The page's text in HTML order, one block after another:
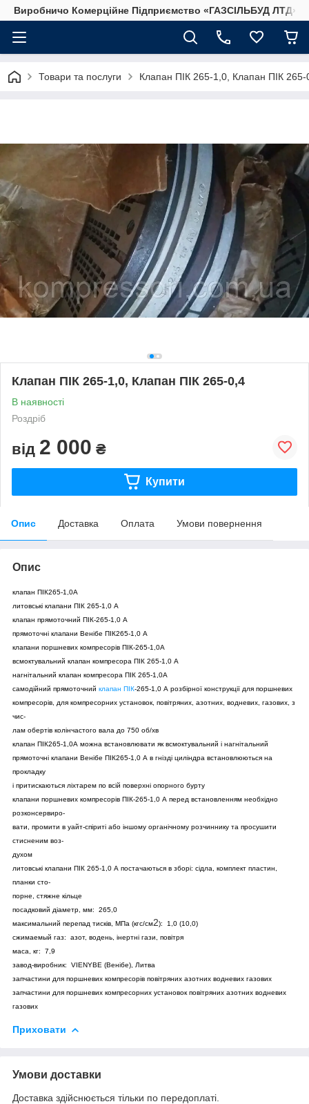
Виробничо Комерційне Підприємство «ГАЗСIЛЬБУД ЛТД»
Товари та послуги Клапан ПІК 265-1,0, Клапан ПІК 265-
Клапан ПІК 265-1,0, Клапан ПІК 265-0,4
В наявності
Роздріб
від 2 000 ₴
Купити
Опис Доставка Оплата Умови повернення
Опис
клапан ПІК265-1,0А
литовські клапани ПІК 265-1,0 А
клапан прямоточний ПІК-265-1,0 А
прямоточні клапани Венібе ПІК265-1,0 А
клапани поршневих компресорів ПІК-265-1,0А
всмоктувальний клапан компресора ПІК 265-1,0 А
нагнітальний клапан компресора ПІК 265-1,0А
самодійний прямоточний клапан ПІК-265-1,0 А розбірної конструкції для поршневих
компресорів, для компресорних установок, повітряних, азотних, водневих, газових, з
чис-
лам обертів колінчастого вала до 750 об/хв
клапан ПІК265-1,0А можна встановлювати як всмоктувальний і нагнітальний
прямоточні клапани Венібе ПІК265-1,0 А в гнізді циліндра встановлюються на
прокладку
і притискаються ліхтарем по всій поверхні опорного бурту
клапани поршневих компресорів ПІК-265-1,0 А перед встановленням необхідно
розконсервиро-
вати, промити в уайт-спіриті або іншому органічному розчиннику та просушити
стисненим воз-
духом
литовські клапани ПІК 265-1,0 А постачаються в зборі: сідла, комплект пластин,
планки сто-
порне, стяжне кільце
посадковий діаметр, мм: 265,0
максимальний перепад тисків, МПа (кгс/см2): 1,0 (10,0)
сжимаемый газ: азот, водень, інертні гази, повітря
маса, кг: 7,9
завод-виробник: VIENYBE (Венібе), Литва
запчастини для поршневих компресорів повітряних азотних водневих газових
запчастини для поршневих компресорних установок повітряних азотних водневих
газових
Приховати
Умови доставки
Доставка здійснюється тільки по передоплаті.